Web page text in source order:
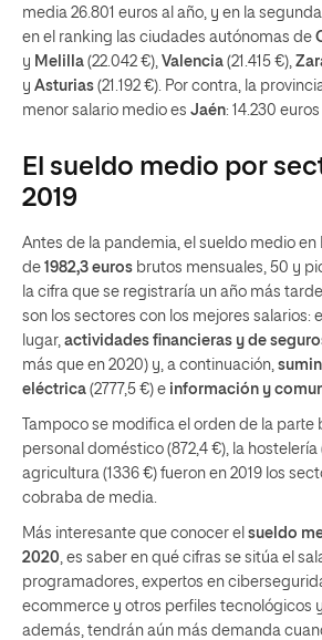
media 26.801 euros al año, y en la
en el ranking las ciudades autónomas de
y Melilla (22.042 €), Valencia (21.415 €),
y Asturias (21.192 €). Por contra, la
menor salario medio es Jaén: 14.230
El sueldo medio por
2019
Antes de la pandemia, el sueldo medio en
de 1982,3 euros brutos mensuales, 50 y
la cifra que se registraría un año más
son los sectores con los mejores salarios:
lugar, actividades financieras y de
más que en 2020) y, a continuación,
eléctrica (2777,5 €) e información y
Tampoco se modifica el orden de la parte
personal doméstico (872,4 €), la hostelería
agricultura (1336 €) fueron en 2019 los
cobraba de media.
Más interesante que conocer el sueldo
2020 , es saber en qué cifras se sitúa el
programadores, expertos en
ecommerce y otros perfiles tecnológicos
además, tendrán aún más demanda